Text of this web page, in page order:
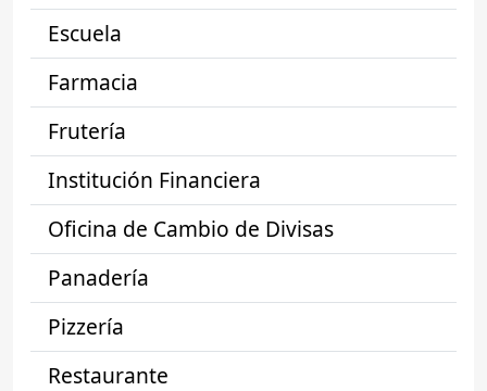
Escuela
Farmacia
Frutería
Institución Financiera
Oficina de Cambio de Divisas
Panadería
Pizzería
Restaurante